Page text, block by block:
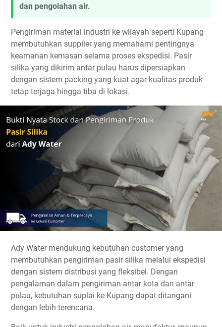
dan pengolahan air.
Pengiriman material industri ke wilayah seperti Kupang
membutuhkan supplier yang memahami pentingnya
keamanan kemasan selama proses ekspedisi. Pasir
silika yang dikirim antar pulau harus dipersiapkan
dengan sistem packing yang kuat agar kualitas produk
tetap terjaga hingga tiba di lokasi.
Ady Water mendukung kebutuhan customer yang
membutuhkan pengiriman pasir silika melalui ekspedisi
dengan sistem distribusi yang fleksibel. Dengan
pengalaman dalam pengiriman antar kota dan antar
pulau, kebutuhan suplai ke Kupang dapat ditangani
dengan lebih terencana.